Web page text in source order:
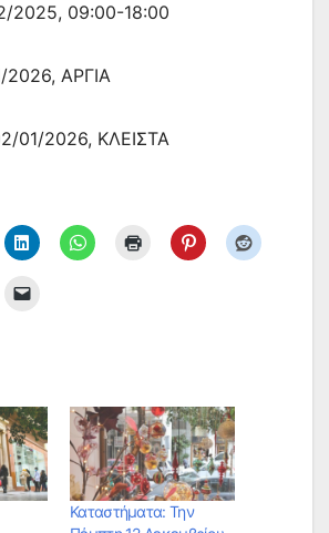
2025, 09:00-18:00
2026, ΑΡΓΙΑ
01/2026, ΚΛΕΙΣΤΑ
Καταστήματα: Την